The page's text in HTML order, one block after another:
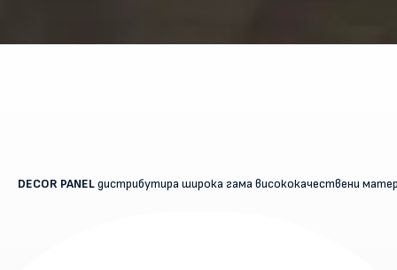
DECOR PANELдистрибутира широка гама висококачествени